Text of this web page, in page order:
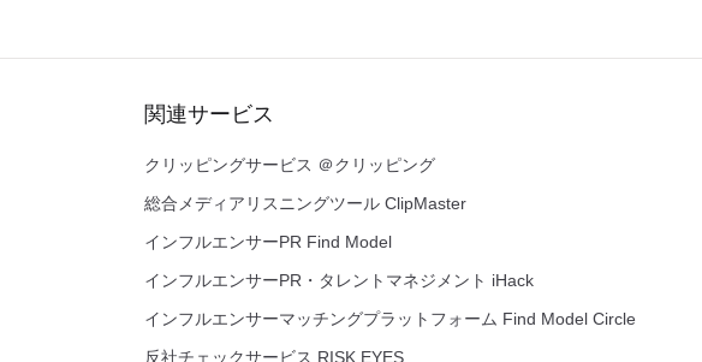
関連サービス
クリッピングサービス ＠クリッピング
総合メディアリスニングツール ClipMaster
インフルエンサーPR Find Model
インフルエンサーPR・タレントマネジメント iHack
インフルエンサーマッチングプラットフォーム Find Model Circle
反社チェックサービス RISK EYES